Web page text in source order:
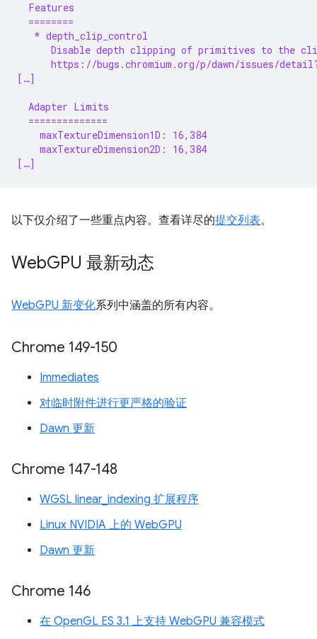
  Features
  ========
   * depth_clip_control
Disable depth clipping of primitives to the
https://bugs.chromium.org/p/dawn/issues/
[…]
  Adapter Limits
  ==============
    maxTextureDimension1D: 16,384
    maxTextureDimension2D: 16,384
[…]
以下仅介绍了一些重点内容。查看详尽的提交列表。
WebGPU 最新动态
WebGPU 新变化系列中涵盖的所有内容。
Chrome 149-150
Immediates
对临时附件进行更严格的验证
Dawn 更新
Chrome 147-148
WGSL linear_indexing 扩展程序
Linux NVIDIA 上的 WebGPU
Dawn 更新
Chrome 146
在 OpenGL ES 3.1 上支持 WebGPU 兼容模式